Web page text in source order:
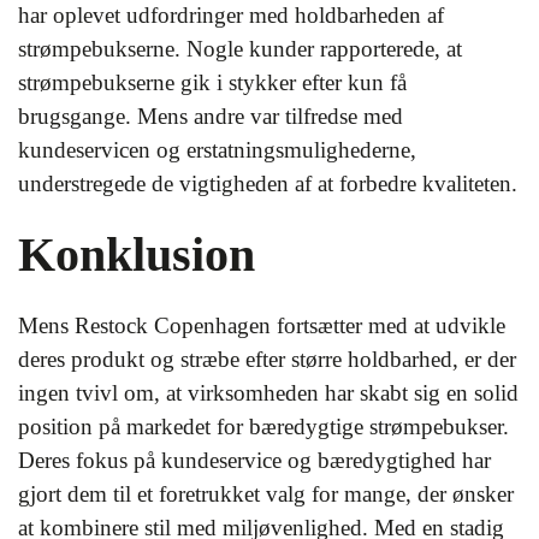
har oplevet udfordringer med holdbarheden af
strømpebukserne. Nogle kunder rapporterede, at
strømpebukserne gik i stykker efter kun få
brugsgange. Mens andre var tilfredse med
kundeservicen og erstatningsmulighederne,
understregede de vigtigheden af at forbedre kvaliteten.
Konklusion
Mens Restock Copenhagen fortsætter med at udvikle
deres produkt og stræbe efter større holdbarhed, er der
ingen tvivl om, at virksomheden har skabt sig en solid
position på markedet for bæredygtige strømpebukser.
Deres fokus på kundeservice og bæredygtighed har
gjort dem til et foretrukket valg for mange, der ønsker
at kombinere stil med miljøvenlighed. Med en stadig